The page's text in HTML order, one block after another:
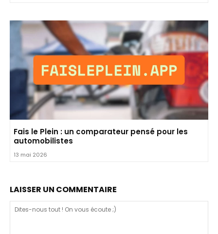
Fais le Plein : un comparateur pensé pour les
automobilistes
13 mai 2026
LAISSER UN COMMENTAIRE